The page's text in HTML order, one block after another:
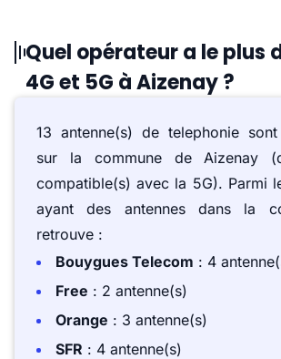
Quel opérateur a le plus
4G et 5G à Aizenay ?
13 antenne(s) de telephonie sont
sur la commune de Aizenay
compatible(s) avec la 5G). Parmi
ayant des antennes dans la
retrouve :
Bouygues Telecom : 4
Free : 2 antenne(s)
Orange : 3 antenne(s)
SFR : 4 antenne(s)